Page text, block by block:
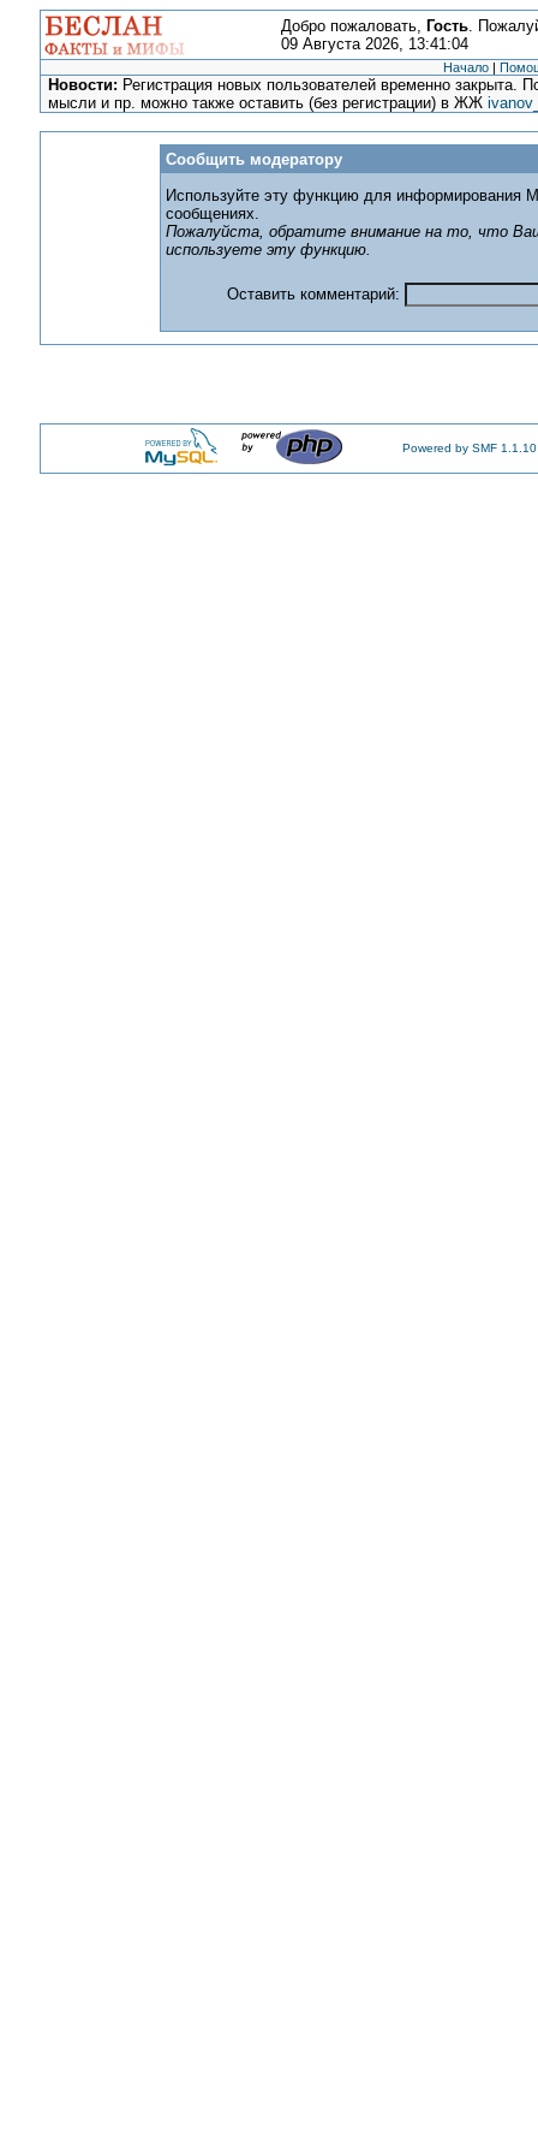
Добро пожаловать, Гость.
09 Августа 2026, 13:41:04
Начало |
Новости: Регистрация новых пользователей временно закрыта.
мысли и пр. можно также оставить (без регистрации) в ЖЖ
Сообщить модератору
Используйте эту функцию для информирования
сообщениях.
Пожалуйста, обратите внимание на то, что
используете эту функцию.
Оставить комментарий:
Powered by SMF 1.1.10